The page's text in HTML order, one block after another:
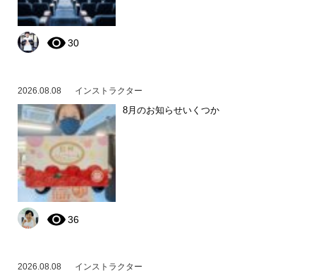
30
2026.08.08 インストラクター
8月のお知らせいくつか
36
2026.08.08 インストラクター